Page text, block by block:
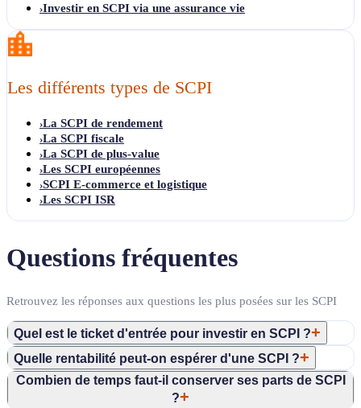
›Investir en SCPI via une assurance vie
Les différents types de SCPI
›La SCPI de rendement
›La SCPI fiscale
›La SCPI de plus-value
›Les SCPI européennes
›SCPI E-commerce et logistique
›Les SCPI ISR
Questions fréquentes
Retrouvez les réponses aux questions les plus posées sur les SCPI
Quel est le ticket d'entrée pour investir en SCPI ?+
Quelle rentabilité peut-on espérer d'une SCPI ?+
Combien de temps faut-il conserver ses parts de SCPI
?+